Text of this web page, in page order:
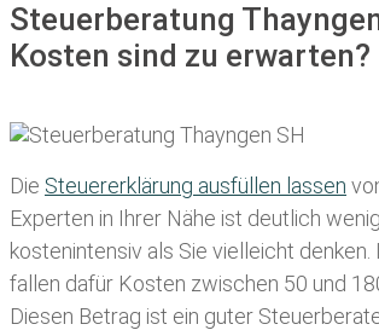
Steuerberatung
Kosten sind zu erwarten?
Die Steuererklärung ausfüllen lassen
Experten in Ihrer Nähe ist deutlich
kostenintensiv als Sie vielleicht
fallen dafür Kosten zwischen 50 und
Diesen Betrag ist ein guter